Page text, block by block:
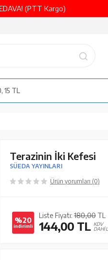
(PTT Kargo)
15 TL
Terazinin İki Kefesi
SÜEDA YAYINLARI
Ürün yorumları (0)
%20
indirimli
Liste Fiyatı: 180,00 TL
144,00 TL KDV
DAHİL